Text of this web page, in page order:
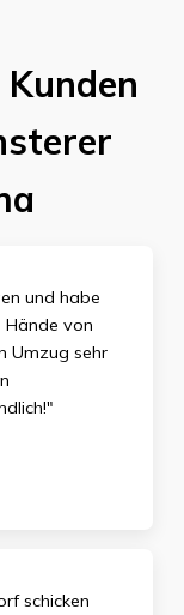
und habe
Hände von
Umzug sehr
schicken